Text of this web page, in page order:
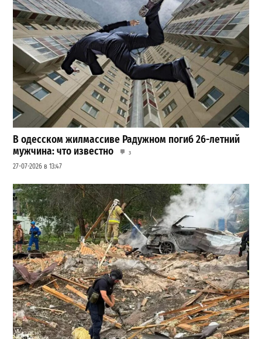
В одесском жилмассиве Радужном погиб 26-летний
мужчина: что известно
3
27-07-2026 в 13:47